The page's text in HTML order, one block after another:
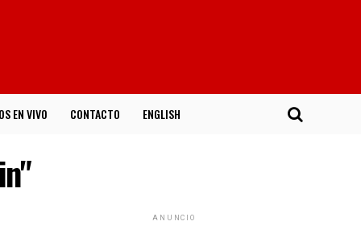
EN VIVO CONTACTO ENGLISH
ANUNCIO